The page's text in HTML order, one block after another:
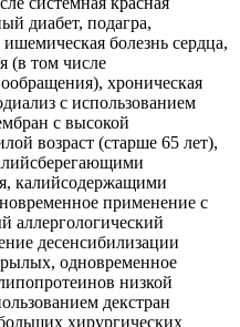
диабет, подагра,
болезнь сердца,
(в том числе
хроническая
с использованием
с высокой
возраст (старше 65 лет),
калийсодержащими
применение с
аллергологический
десенсибилизации
одновременное
низкой
декстран
хирургических